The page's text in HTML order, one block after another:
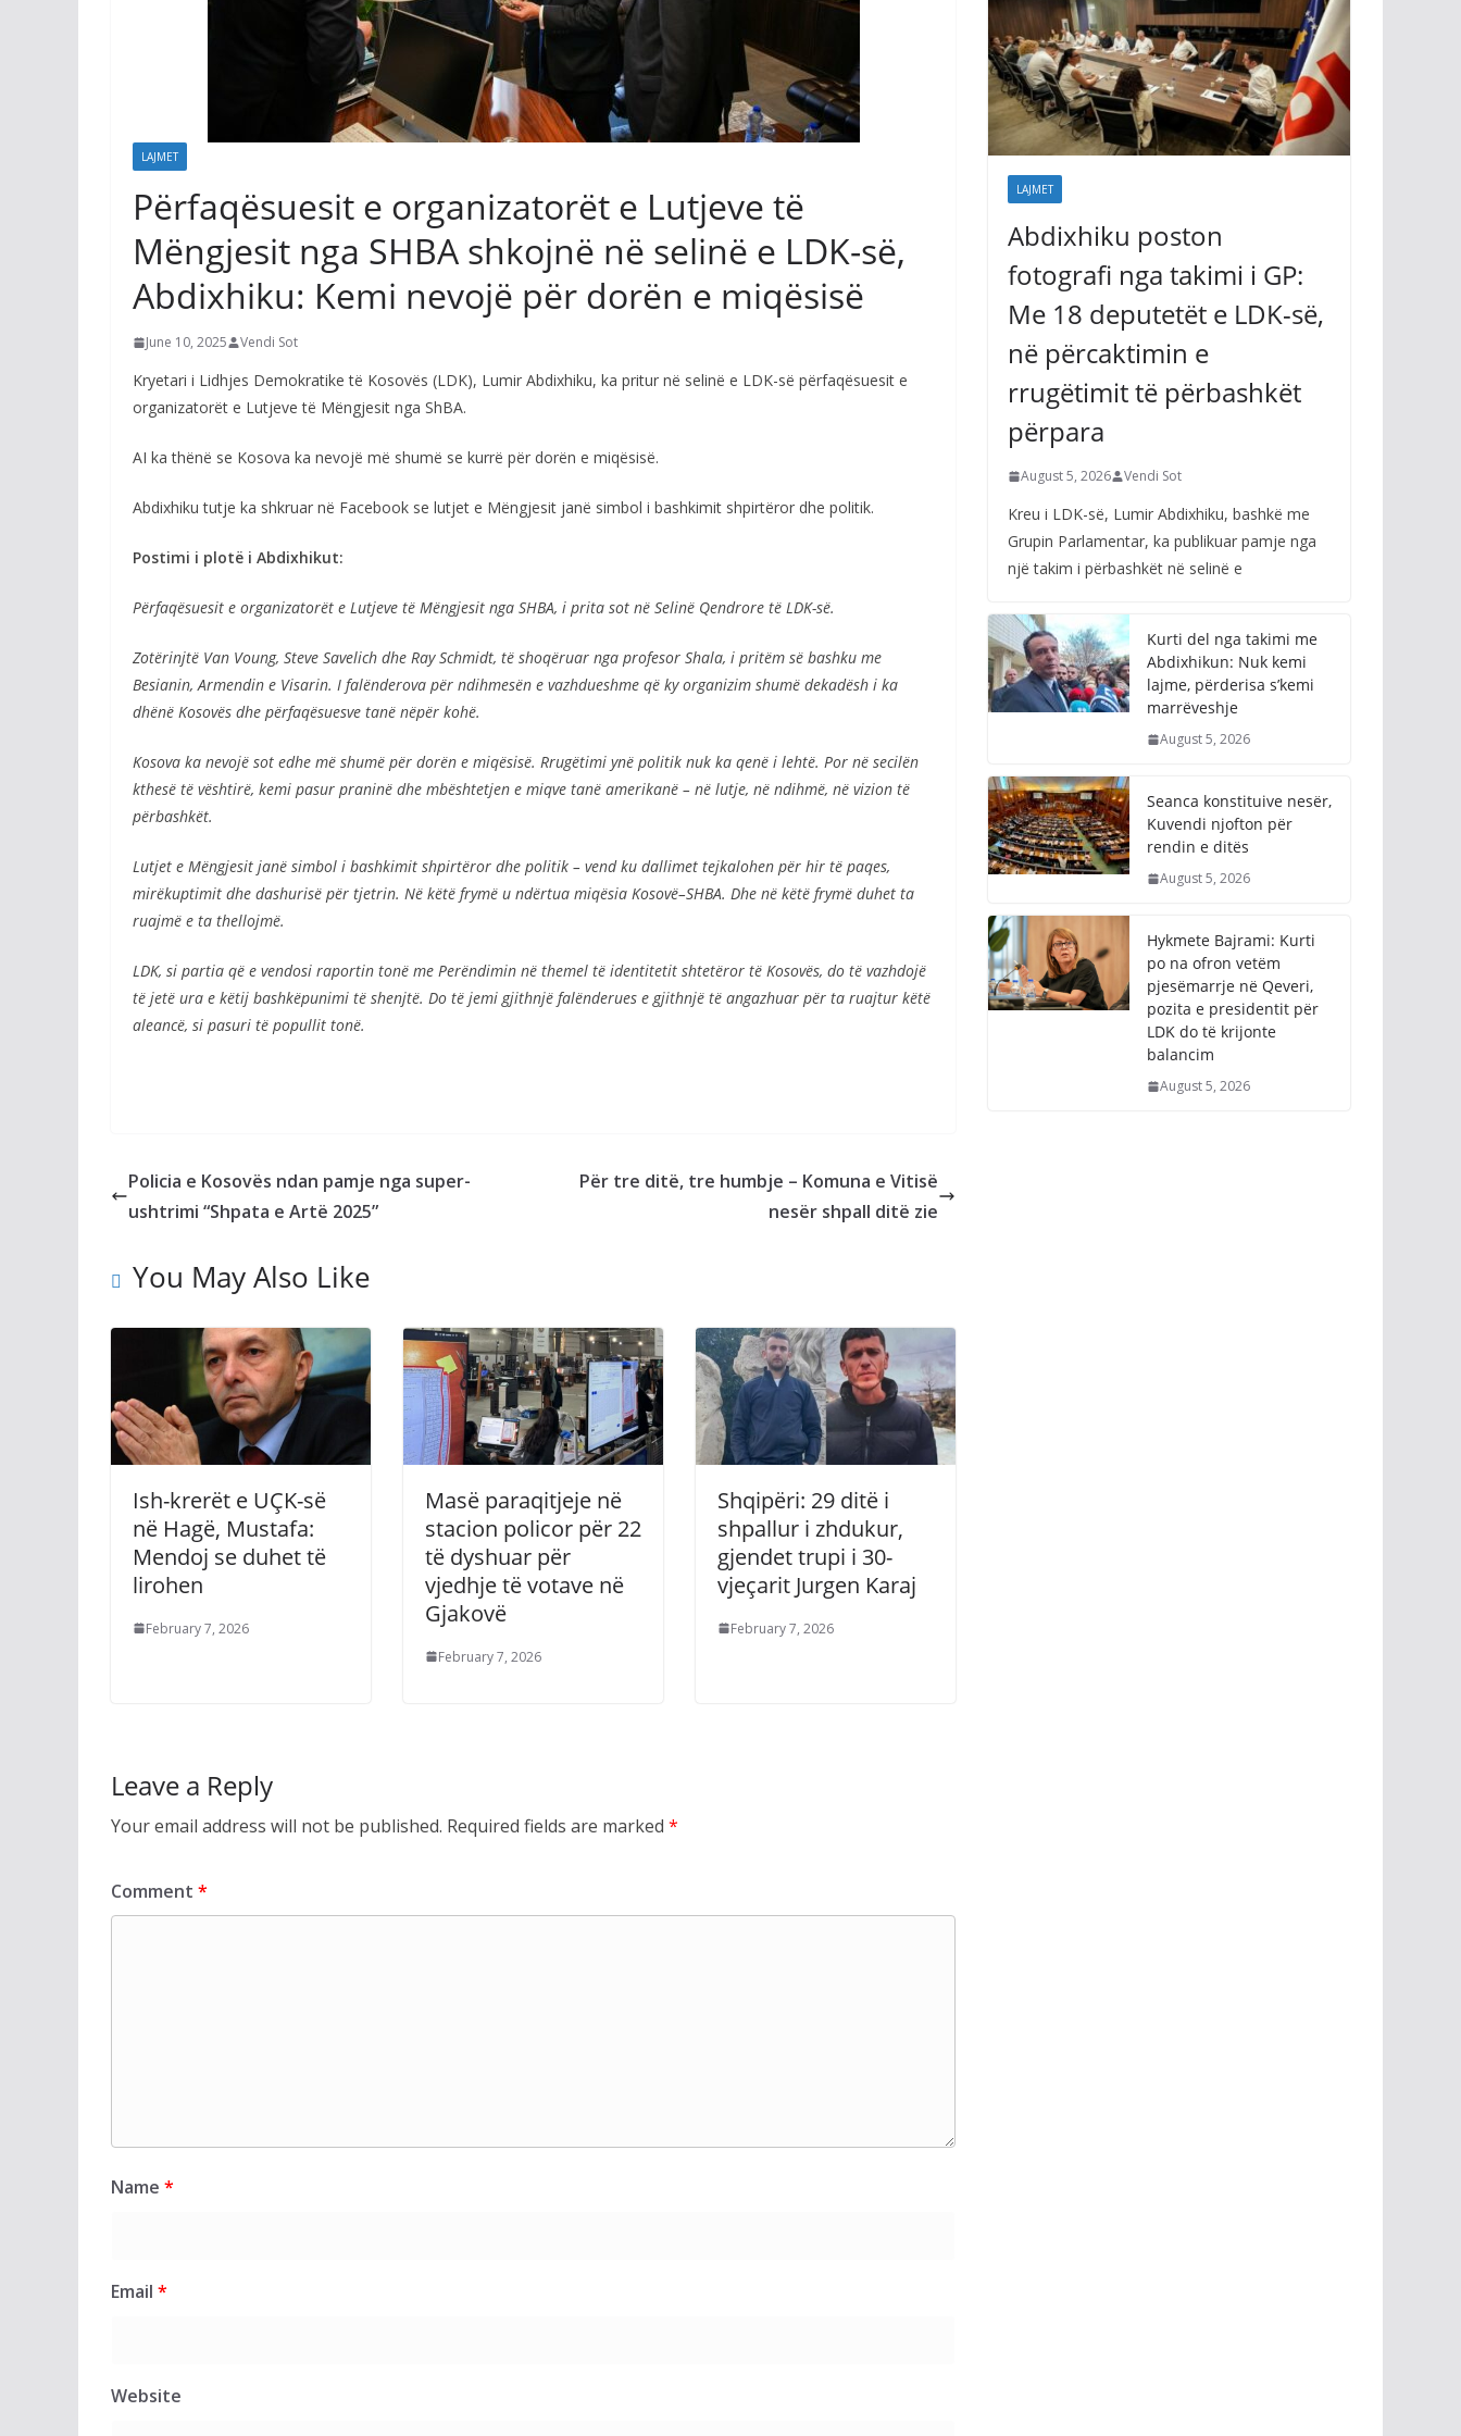
LAJMET
Përfaqësuesit e organizatorët e Lutjeve të
Mëngjesit nga SHBA shkojnë në selinë e LDK-së,
Abdixhiku: Kemi nevojë për dorën e miqësisë
June 10, 2025 Vendi Sot
Kryetari i Lidhjes Demokratike të Kosovës (LDK), Lumir Abdixhiku, ka pritur në selinë e LDK-së përfaqësuesit e
organizatorët e Lutjeve të Mëngjesit nga ShBA.
AI ka thënë se Kosova ka nevojë më shumë se kurrë për dorën e miqësisë.
Abdixhiku tutje ka shkruar në Facebook se lutjet e Mëngjesit janë simbol i bashkimit shpirtëror dhe politik.
Postimi i plotë i Abdixhikut:
Përfaqësuesit e organizatorët e Lutjeve të Mëngjesit nga SHBA, i prita sot në Selinë Qendrore të LDK-së.
Zotërinjtë Van Voung, Steve Savelich dhe Ray Schmidt, të shoqëruar nga profesor Shala, i pritëm së bashku me
Besianin, Armendin e Visarin. I falënderova për ndihmesën e vazhdueshme që ky organizim shumë dekadësh i ka
dhënë Kosovës dhe përfaqësuesve tanë nëpër kohë.
Kosova ka nevojë sot edhe më shumë për dorën e miqësisë. Rrugëtimi ynë politik nuk ka qenë i lehtë. Por në secilën
kthesë të vështirë, kemi pasur praninë dhe mbështetjen e miqve tanë amerikanë – në lutje, në ndihmë, në vizion të
përbashkët.
Lutjet e Mëngjesit janë simbol i bashkimit shpirtëror dhe politik – vend ku dallimet tejkalohen për hir të paqes,
mirëkuptimit dhe dashurisë për tjetrin. Në këtë frymë u ndërtua miqësia Kosovë–SHBA. Dhe në këtë frymë duhet ta
ruajmë e ta thellojmë.
LDK, si partia që e vendosi raportin tonë me Perëndimin në themel të identitetit shtetëror të Kosovës, do të vazhdojë
të jetë ura e këtij bashkëpunimi të shenjtë. Do të jemi gjithnjë falënderues e gjithnjë të angazhuar për ta ruajtur këtë
aleancë, si pasuri të popullit tonë.
Policia e Kosovës ndan pamje nga super-
ushtrimi “Shpata e Artë 2025”
Për tre ditë, tre humbje – Komuna e Vitisë
nesër shpall ditë zie
You May Also Like
Ish-krerët e UÇK-së
në Hagë, Mustafa:
Mendoj se duhet të
lirohen
February 7, 2026
Masë paraqitjeje në
stacion policor për 22
të dyshuar për
vjedhje të votave në
Gjakovë
February 7, 2026
Shqipëri: 29 ditë i
shpallur i zhdukur,
gjendet trupi i 30-
vjeçarit Jurgen Karaj
February 7, 2026
Leave a Reply
Your email address will not be published. Required fields are marked *
Comment *
Name *
Email *
Website
LAJMET
Abdixhiku poston
fotografi nga takimi i GP:
Me 18 deputetët e LDK-së,
në përcaktimin e
rrugëtimit të përbashkët
përpara
August 5, 2026 Vendi Sot
Kreu i LDK-së, Lumir Abdixhiku, bashkë me
Grupin Parlamentar, ka publikuar pamje nga
një takim i përbashkët në selinë e
Kurti del nga takimi me
Abdixhikun: Nuk kemi
lajme, përderisa s’kemi
marrëveshje
August 5, 2026
Seanca konstituive nesër,
Kuvendi njofton për
rendin e ditës
August 5, 2026
Hykmete Bajrami: Kurti
po na ofron vetëm
pjesëmarrje në Qeveri,
pozita e presidentit për
LDK do të krijonte
balancim
August 5, 2026